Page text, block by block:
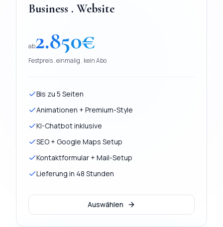
Business . Website
ab2.850€
Festpreis . einmalig . kein Abo
Bis zu 5 Seiten
Animationen + Premium-Style
KI-Chatbot inklusive
SEO + Google Maps Setup
Kontaktformular + Mail-Setup
Lieferung in 48 Stunden
Auswählen